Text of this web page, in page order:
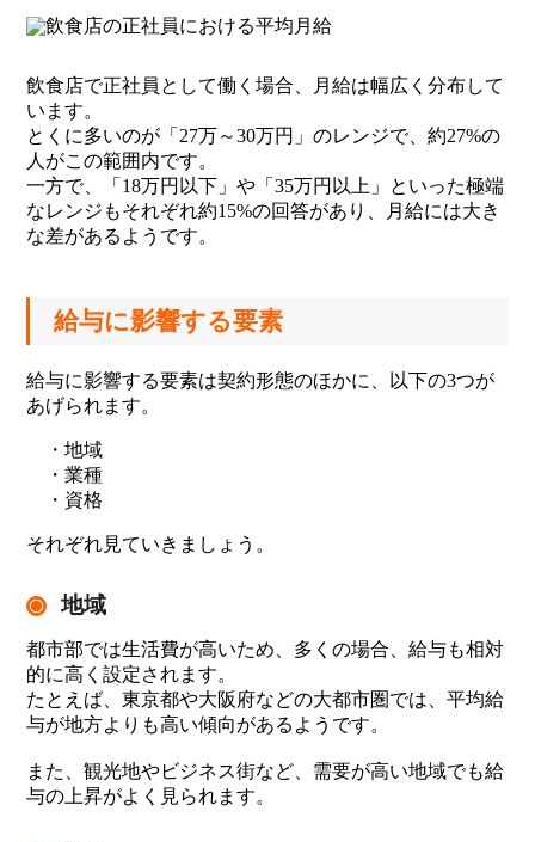
飲食店で正社員として働く場合、月給は幅広く分布して
います。
とくに多いのが「27万～30万円」のレンジで、約27%の
人がこの範囲内です。
一方で、「18万円以下」や「35万円以上」といった極端
なレンジもそれぞれ約15%の回答があり、月給には大き
な差があるようです。
給与に影響する要素
給与に影響する要素は契約形態のほかに、以下の3つが
あげられます。
・地域
・業種
・資格
それぞれ見ていきましょう。
地域
都市部では生活費が高いため、多くの場合、給与も相対
的に高く設定されます。
たとえば、東京都や大阪府などの大都市圏では、平均給
与が地方よりも高い傾向があるようです。
また、観光地やビジネス街など、需要が高い地域でも給
与の上昇がよく見られます。